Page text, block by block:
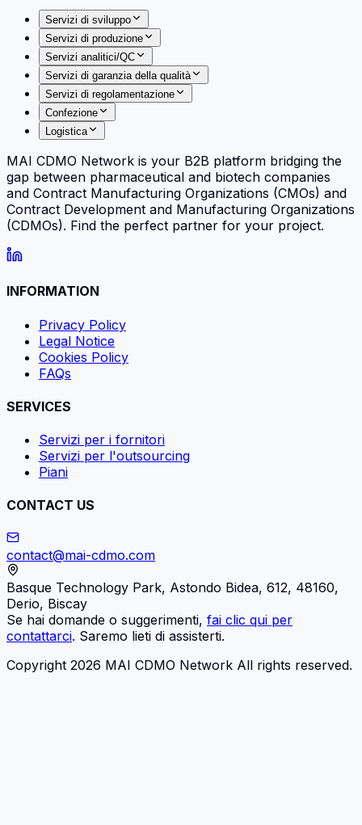
Servizi di sviluppo
Servizi di produzione
Servizi analitici/QC
Servizi di garanzia della qualità
Servizi di regolamentazione
Confezione
Logistica
MAI CDMO Network is your B2B platform bridging the
gap between pharmaceutical and biotech companies
and Contract Manufacturing Organizations (CMOs) and
Contract Development and Manufacturing Organizations
(CDMOs). Find the perfect partner for your project.
INFORMATION
Privacy Policy
Legal Notice
Cookies Policy
FAQs
SERVICES
Servizi per i fornitori
Servizi per l'outsourcing
Piani
CONTACT US
contact@mai-cdmo.com
Basque Technology Park, Astondo Bidea, 612, 48160,
Derio, Biscay
Se hai domande o suggerimenti, fai clic qui per
contattarci. Saremo lieti di assisterti.
Copyright 2026 MAI CDMO Network All rights reserved.